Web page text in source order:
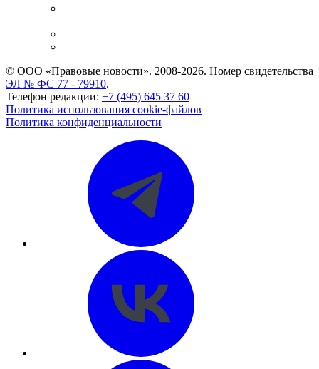
© ООО «Правовые новости». 2008-2026. Номер свидетельства
ЭЛ № ФС 77 - 79910.
Телефон редакции: +7 (495) 645 37 60
Политика использования cookie-файлов
Политика конфиденциальности